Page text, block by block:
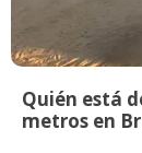
Quién está
metros en